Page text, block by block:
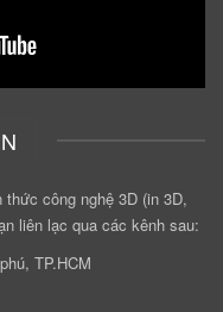
công nghệ 3D (in 3D,
liên lạc qua các kênh sau:
TP.HCM